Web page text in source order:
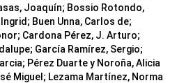
Joaquín; Bossio Rotondo,
Buen Unna, Carlos de;
Cardona Pérez, J. Arturo;
García Ramírez, Sergio;
Pérez Duarte y Noroña, Alicia
Miguel; Lezama Martínez, Norma